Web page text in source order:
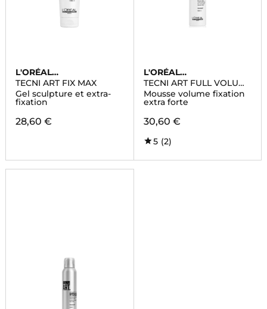
L'ORÉAL
PROFESSIONNEL
TECNI ART FIX MAX
Gel sculpture et extra-
fixation
28,60 €
L'ORÉAL
PROFESSIONNEL
TECNI ART FULL VOLUME
EXTRA
Mousse volume fixation
extra forte
30,60 €
5 (2)